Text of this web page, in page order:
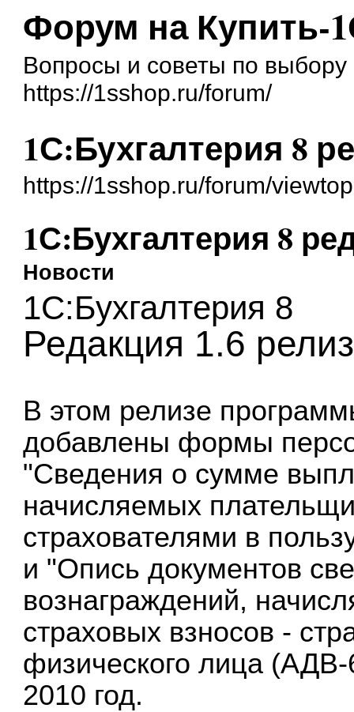
Форум на Купить-
Вопросы и советы по
https://1sshop.ru/forum/
1С:Бухгалтерия 8
https://1sshop.ru/forum/
1С:Бухгалтерия 8
Новости
1С:Бухгалтерия 8
Редакция 1.6
В этом релизе
добавлены формы
"Сведения о сумме
начисляемых
страхователями в
и "Опись документов
вознаграждений,
страховых взносов -
физического лица (АДВ-
2010 год.